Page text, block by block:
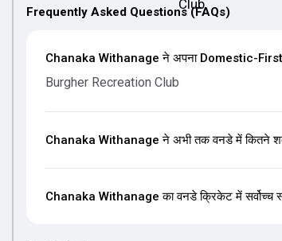
Frequently Asked Questions (FAQs)
Chanaka Withanage ने अपना Domestic-
Burgher Recreation Club
Chanaka Withanage ने अभी तक वनडे में कितने
Chanaka Withanage का वनडे क्रिकेट में सर्वोच्च